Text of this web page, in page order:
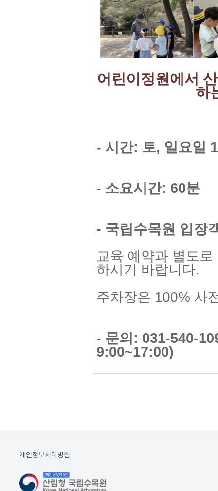
어린이정원에서
하
- 시간: 토, 일요일
- 소요시간: 60분
- 국립수목원 입장
교육 예약과 별도
하시기 바랍니다.
주차장은 100% 사
- 문의: 031-540-
9:00~17:00)
개인정보처리방침